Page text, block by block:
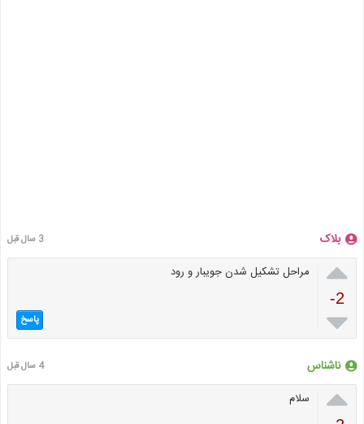
بلاک 3 سال قبل

-2

مراحل تشکیل شدن جویبار و رود
پاسخ
ناشناس 4 سال قبل
 سلام